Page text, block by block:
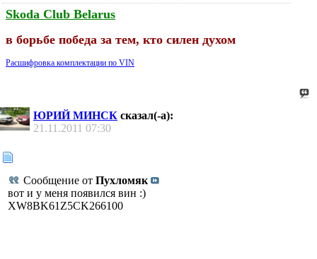
Skoda Club Belarus
в борьбе победа за тем, кто силен духом
Расшифровка комплектации по VIN
ЮРИЙ МИНСК сказал(-а):
21.11.2011 07:30
Сообщение от Пухломяк
вот и у меня появился вин :)
XW8BK61Z5CK266100